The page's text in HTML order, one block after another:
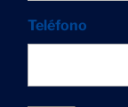
Teléfono